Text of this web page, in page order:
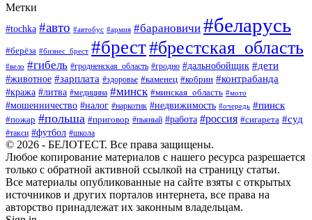
Метки
#tochka #авто #автобус #армия #барановичи #беларусь
#берёза #бизнес_брест #брест#брестская_область
#вело #гибель #гродненская_область #гродно #дальнобойщик #дети
#животное #зарплата #здоровье #каменец #кобрин #контрабанда
#кража #литва #медицина #минск #минская_область #мото
#мошенничество #налог #наркотик #недвижимость #очередь #пинск
#пожар #польша #приговор #пьяный #работа #россия #сигарета #суд
#такси #футбол #школа
© 2026 - БЕЛОТЕСТ. Все права защищены.
Любое копирование материалов с нашего ресурса разрешается
только с обратной активной ссылкой на страницу статьи.
Все материалы опубликованные на сайте взяты с открытых
источников и других порталов интернета, все права на
авторство принадлежат их законным владельцам.